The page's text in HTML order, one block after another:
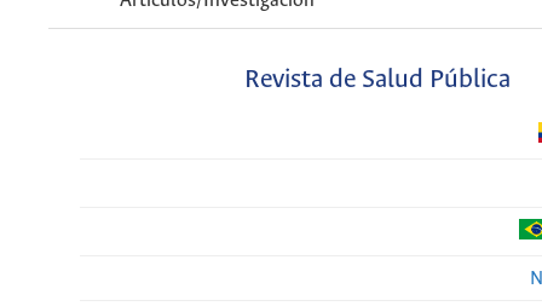
Revista de Salud Pública